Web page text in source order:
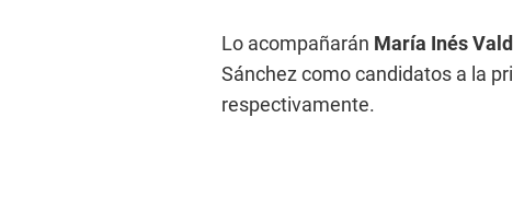
Lo acompañarán María Inés
Sánchez como candidatos a la
respectivamente.